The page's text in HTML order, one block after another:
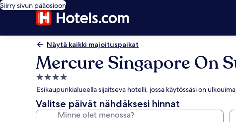
Siirry sivun pääosioon
Näytä kaikki majoituspaikat
Mercure Singapore On
4.0
tähden
majoituspaikka
Esikaupunkialueella sijaitseva hotelli, jossa käytössäsi on
Valitse päivät nähdäksesi hinnat
Minne olet menossa?